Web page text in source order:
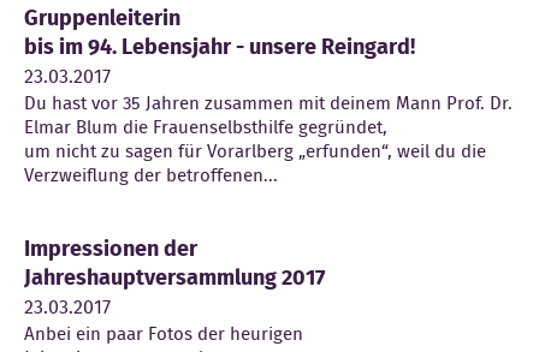
Gruppenleiterin
bis im 94. Lebensjahr - unsere Reingard!
23.03.2017
Du hast vor 35 Jahren zusammen mit deinem Mann Prof. Dr.
Elmar Blum die Frauenselbsthilfe gegründet,
um nicht zu sagen für Vorarlberg „erfunden“, weil du die
Verzweiflung der betroffenen...
Impressionen der
Jahreshauptversammlung 2017
23.03.2017
Anbei ein paar Fotos der heurigen